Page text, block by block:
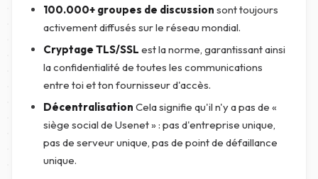
100.000+ groupes de discussion sont toujours
activement diffusés sur le réseau mondial.
Cryptage TLS/SSL est la norme, garantissant ainsi
la confidentialité de toutes les communications
entre toi et ton fournisseur d'accès.
Décentralisation Cela signifie qu'il n'y a pas de «
siège social de Usenet » : pas d'entreprise unique,
pas de serveur unique, pas de point de défaillance
unique.